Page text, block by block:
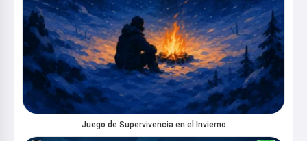
Juego de Supervivencia en el Invierno